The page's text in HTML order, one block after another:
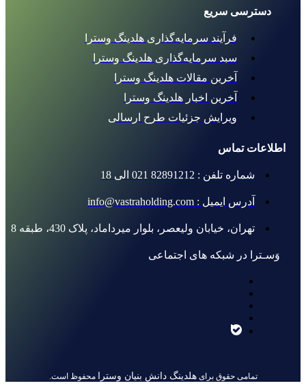
دسترسی سریع
فرآیند سرمایه‌گذاری هلدینگ وسترا
سبد سرمایه‌گذاری هلدینگ وسترا
آخرین مقالات هلدینگ وسترا
آخرین اخبار هلدینگ وسترا
ویرایش جزئیات طرح ارسالی
اطلاعات تماس
شماره تلفن : 82891212 021 الی 18
آدرس ایمیل : info@vastraholding.com
تهران، خیابان ولیعصر، بلوار میرداماد، پلاک 430، طبقه 8
وَسـترا در شبکه های اجتماعی
تمامی حقوق برایهلدینگ دانش بنیان وسترا محفوظ است.